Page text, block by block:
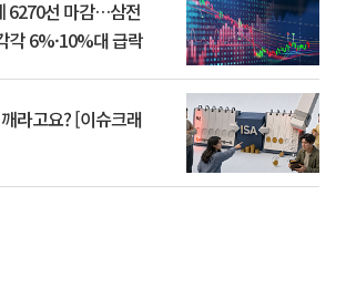
6270선 마감…삼전
각 6%·10%대 급락
라고요? [이슈크래